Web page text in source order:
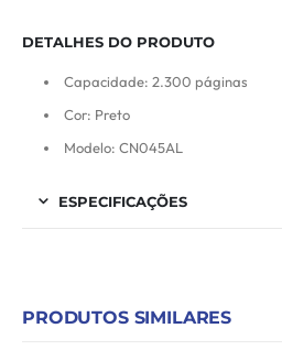
DETALHES DO PRODUTO
Capacidade: 2.300 páginas
Cor: Preto
Modelo: CN045AL
ESPECIFICAÇÕES
PRODUTOS SIMILARES